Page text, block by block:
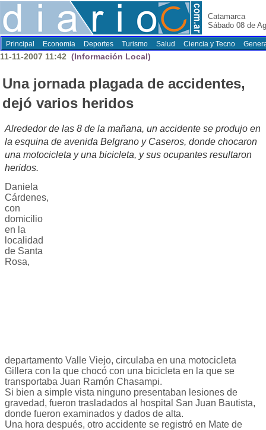
Catamarca
Sábado 08 de
Principal Economia Deportes Turismo Salud Ciencia y Tecno
11-11-2007 11:42 (Información Local)
Una jornada plagada de accidentes,
dejó varios heridos
Alrededor de las 8 de la mañana, un accidente se produjo en
la esquina de avenida Belgrano y Caseros, donde chocaron
una motocicleta y una bicicleta, y sus ocupantes resultaron
heridos.
Daniela
Cárdenes,
con
domicilio
en la
localidad
de Santa
Rosa,
departamento Valle Viejo, circulaba en una motocicleta
Gillera con la que chocó con una bicicleta en la que se
transportaba Juan Ramón Chasampi.
Si bien a simple vista ninguno presentaban lesiones de
gravedad, fueron trasladados al hospital San Juan Bautista,
donde fueron examinados y dados de alta.
Una hora después, otro accidente se registró en Mate de